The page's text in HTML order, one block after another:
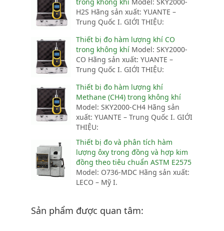
H2S Hãng sản xuất: YUANTE –
Trung Quốc I. GIỚI THIỆU:
Thiết bị đo hàm lượng khí CO
trong không khí Model: SKY2000-
CO Hãng sản xuất: YUANTE –
Trung Quốc I. GIỚI THIỆU:
Thiết bị đo hàm lượng khí
Methane (CH4) trong không khí
Model: SKY2000-CH4 Hãng sản
xuất: YUANTE – Trung Quốc I. GIỚI
THIỆU:
Thiết bị đo và phân tích hàm
lượng ôxy trong đồng và hợp kim
đồng theo tiêu chuẩn ASTM E2575
Model: O736-MDC Hãng sản xuất:
LECO – Mỹ I.
Sản phẩm được quan tâm: